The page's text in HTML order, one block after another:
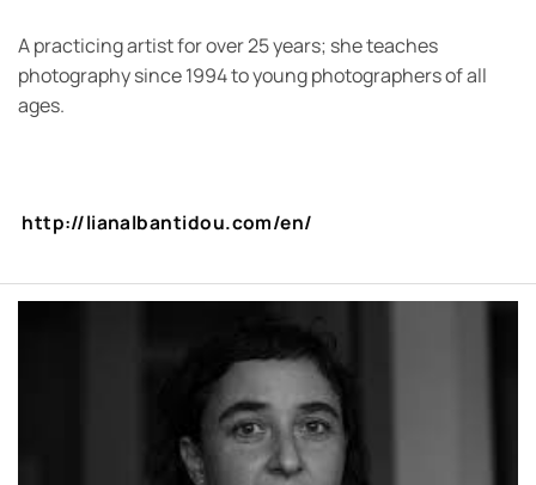
A practicing artist for over 25 years; she teaches
photography since 1994 to young photographers of all
ages.
http://lianalbantidou.com/en/